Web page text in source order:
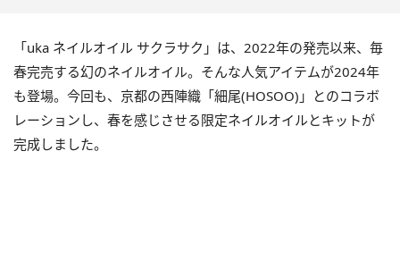
「uka ネイルオイル サクラサク」は、2022年の発売以来、毎
春完売する幻のネイルオイル。そんな人気アイテムが2024年
も登場。今回も、京都の西陣織「細尾(HOSOO)」とのコラボ
レーションし、春を感じさせる限定ネイルオイルとキットが
完成しました。